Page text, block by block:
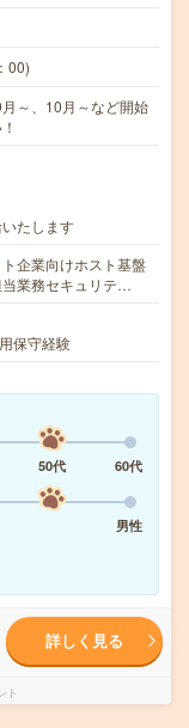
00)
～、10月～など開始
たします
企業向けホスト基盤
業務セキュリテ…
保守経験
50代
60代
男性
詳しく見る
ト